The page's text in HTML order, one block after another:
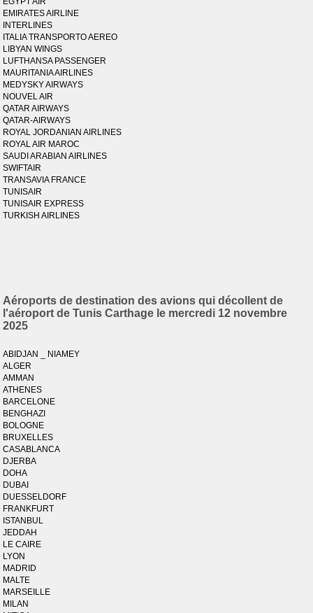
EMIRATES AIRLINE
INTERLINES
ITALIA TRANSPORTO AEREO
LIBYAN WINGS
LUFTHANSA PASSENGER
MAURITANIA AIRLINES
MEDYSKY AIRWAYS
NOUVEL AIR
QATAR AIRWAYS
QATAR-AIRWAYS
ROYAL JORDANIAN AIRLINES
ROYAL AIR MAROC
SAUDI ARABIAN AIRLINES
SWIFTAIR
TRANSAVIA FRANCE
TUNISAIR
TUNISAIR EXPRESS
TURKISH AIRLINES
Aéroports de destination des avions qui décollent de
l'aéroport de Tunis Carthage le mercredi 12 novembre
2025
ABIDJAN _ NIAMEY
ALGER
AMMAN
ATHENES
BARCELONE
BENGHAZI
BOLOGNE
BRUXELLES
CASABLANCA
DJERBA
DOHA
DUBAI
DUESSELDORF
FRANKFURT
ISTANBUL
JEDDAH
LE CAIRE
LYON
MADRID
MALTE
MARSEILLE
MILAN